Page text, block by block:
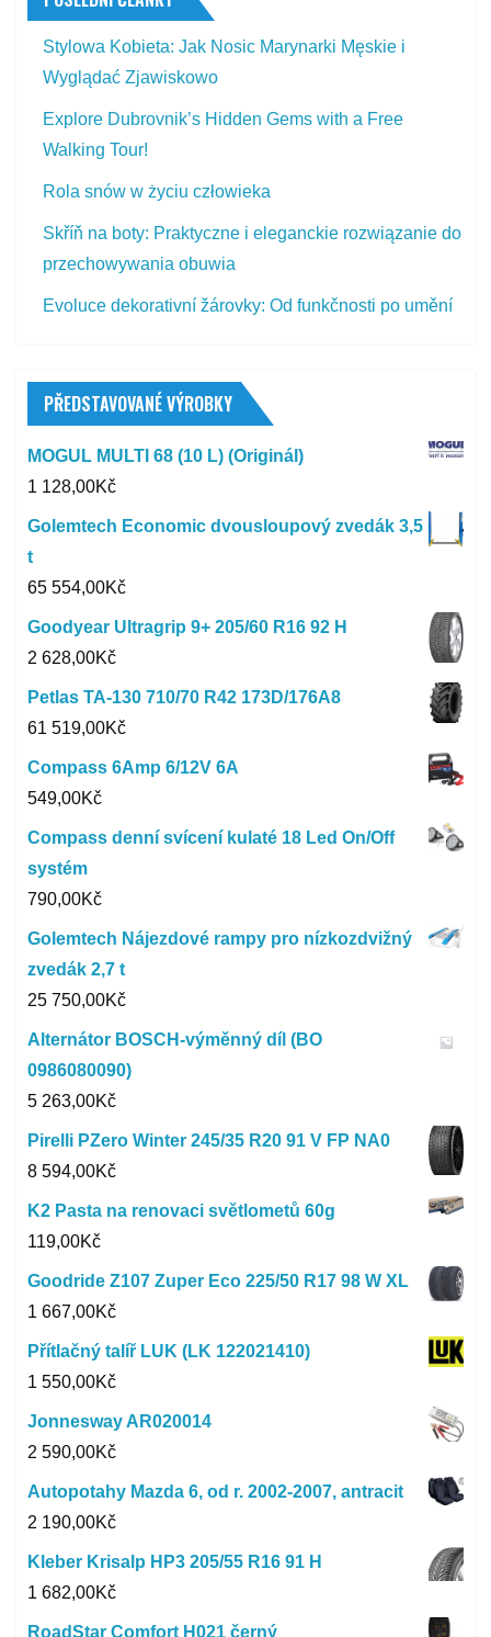
Stylowa Kobieta: Jak Nosic Marynarki Męskie i
Wyglądać Zjawiskowo
Explore Dubrovnik’s Hidden Gems with a Free
Walking Tour!
Rola snów w życiu człowieka
Skříň na boty: Praktyczne i eleganckie rozwiązanie do
przechowywania obuwia
Evoluce dekorativní žárovky: Od funkčnosti po umění
PŘEDSTAVOVANÉ VÝROBKY
MOGUL MULTI 68 (10 L) (Originál)
1 128,00Kč
Golemtech Economic dvousloupový zvedák 3,5
t
65 554,00Kč
Goodyear Ultragrip 9+ 205/60 R16 92 H
2 628,00Kč
Petlas TA-130 710/70 R42 173D/176A8
61 519,00Kč
Compass 6Amp 6/12V 6A
549,00Kč
Compass denní svícení kulaté 18 Led On/Off
systém
790,00Kč
Golemtech Nájezdové rampy pro nízkozdvižný
zvedák 2,7 t
25 750,00Kč
Alternátor BOSCH-výměnný díl (BO
0986080090)
5 263,00Kč
Pirelli PZero Winter 245/35 R20 91 V FP NA0
8 594,00Kč
K2 Pasta na renovaci světlometů 60g
119,00Kč
Goodride Z107 Zuper Eco 225/50 R17 98 W XL
1 667,00Kč
Přítlačný talíř LUK (LK 122021410)
1 550,00Kč
Jonnesway AR020014
2 590,00Kč
Autopotahy Mazda 6, od r. 2002-2007, antracit
2 190,00Kč
Kleber Krisalp HP3 205/55 R16 91 H
1 682,00Kč
RoadStar Comfort H021 černý